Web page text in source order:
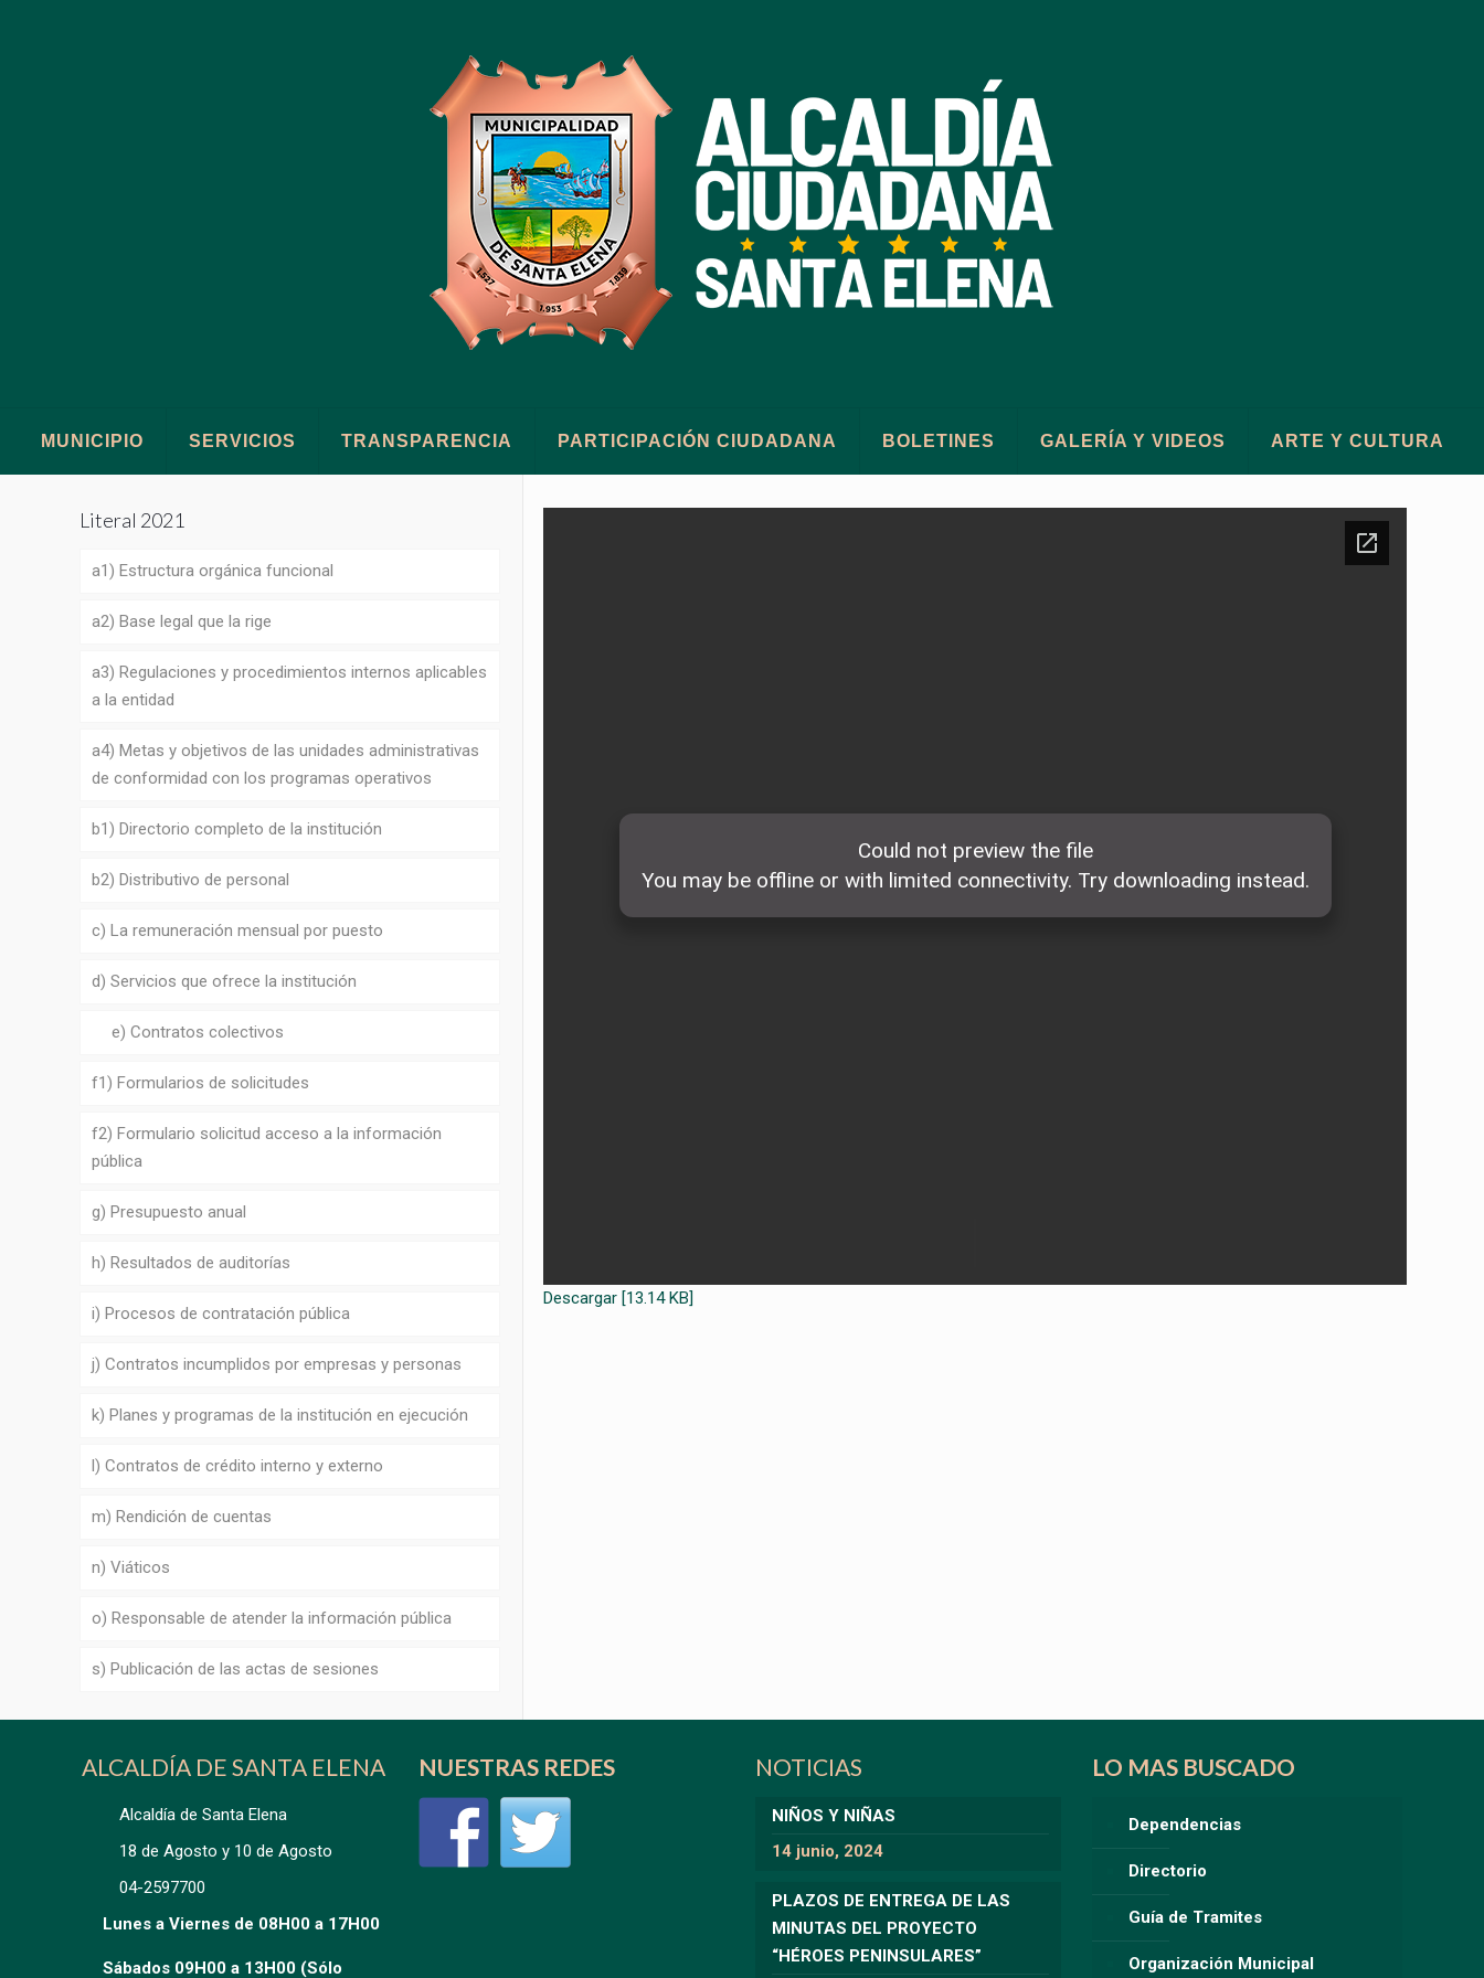
MUNICIPIO SERVICIOS TRANSPARENCIA PARTICIPACIÓN CIUDADANA BOLETINES GALERÍA Y VIDEOS ARTE Y CULTURA
Descargar [13.14 KB]
Literal 2021
a1) Estructura orgánica funcional
a2) Base legal que la rige
a3) Regulaciones y procedimientos internos aplicables
a la entidad
a4) Metas y objetivos de las unidades administrativas
de conformidad con los programas operativos
b1) Directorio completo de la institución
b2) Distributivo de personal
c) La remuneración mensual por puesto
d) Servicios que ofrece la institución
e) Contratos colectivos
f1) Formularios de solicitudes
f2) Formulario solicitud acceso a la información
pública
g) Presupuesto anual
h) Resultados de auditorías
i) Procesos de contratación pública
j) Contratos incumplidos por empresas y personas
k) Planes y programas de la institución en ejecución
l) Contratos de crédito interno y externo
m) Rendición de cuentas
n) Viáticos
o) Responsable de atender la información pública
s) Publicación de las actas de sesiones
ALCALDÍA DE SANTA ELENA
Alcaldía de Santa Elena
18 de Agosto y 10 de Agosto
04-2597700
Lunes a Viernes de 08H00 a 17H00
Sábados 09H00 a 13H00 (Sólo
NUESTRAS REDES NOTICIAS
NIÑOS Y NIÑAS
14 junio, 2024
PLAZOS DE ENTREGA DE LAS
MINUTAS DEL PROYECTO
“HÉROES PENINSULARES”
LO MAS BUSCADO
Dependencias
Directorio
Guía de Tramites
Organización Municipal